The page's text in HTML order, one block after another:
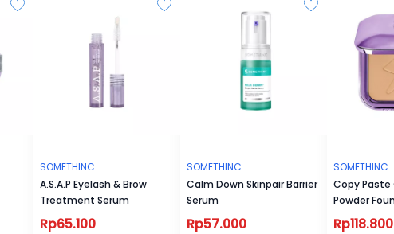
SOMETHINC
A.S.A.P Eyelash & Brow
Treatment Serum
Rp65.100
SOMETHINC
Calm Down Skinpair Barrier
Serum
Rp57.000
SOMETHINC
Copy Paste
Powder
Rp118.800